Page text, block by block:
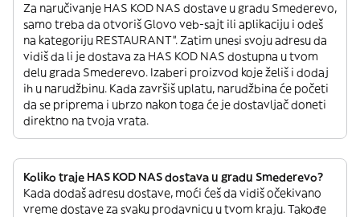
Za naručivanje HAS KOD NAS dostave u gradu Smederevo,
samo treba da otvoriš Glovo veb-sajt ili aplikaciju i odeš
na kategoriju RESTAURANT”. Zatim unesi svoju adresu da
vidiš da li je dostava za HAS KOD NAS dostupna u tvom
delu grada Smederevo. Izaberi proizvod koje želiš i dodaj
ih u narudžbinu. Kada završiš uplatu, narudžbina će početi
da se priprema i ubrzo nakon toga će je dostavljač doneti
direktno na tvoja vrata.
Koliko traje HAS KOD NAS dostava u gradu Smederevo?
Kada dodaš adresu dostave, moći ćeš da vidiš očekivano
vreme dostave za svaku prodavnicu u tvom kraju. Takođe